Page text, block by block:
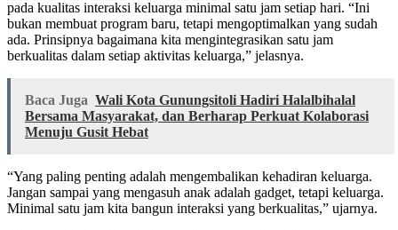
pada kualitas interaksi keluarga minimal satu jam setiap hari. “Ini
bukan membuat program baru, tetapi mengoptimalkan yang sudah
ada. Prinsipnya bagaimana kita mengintegrasikan satu jam
berkualitas dalam setiap aktivitas keluarga,” jelasnya.
Baca Juga Wali Kota Gunungsitoli Hadiri Halalbihalal
Bersama Masyarakat, dan Berharap Perkuat Kolaborasi
Menuju Gusit Hebat
“Yang paling penting adalah mengembalikan kehadiran keluarga.
Jangan sampai yang mengasuh anak adalah gadget, tetapi keluarga.
Minimal satu jam kita bangun interaksi yang berkualitas,” ujarnya.